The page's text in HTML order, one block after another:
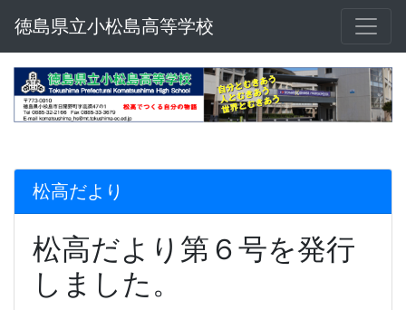
徳島県立小松島高等学校
松高だより
松高だより第６号を発行
しました。